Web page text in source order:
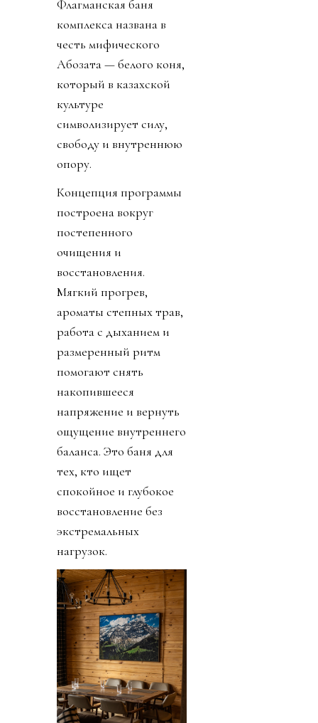
Флагманская баня
комплекса названа в
честь мифического
Ақбозата — белого коня,
который в казахской
культуре
символизирует силу,
свободу и внутреннюю
опору.
Концепция программы
построена вокруг
постепенного
очищения и
восстановления.
Мягкий прогрев,
ароматы степных трав,
работа с дыханием и
размеренный ритм
помогают снять
накопившееся
напряжение и вернуть
ощущение внутреннего
баланса. Это баня для
тех, кто ищет
спокойное и глубокое
восстановление без
экстремальных
нагрузок.